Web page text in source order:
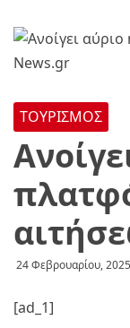
ΤΟΥΡΙΣΜΟΣ
24 Φεβρουαρίου, 2025
[ad_1]